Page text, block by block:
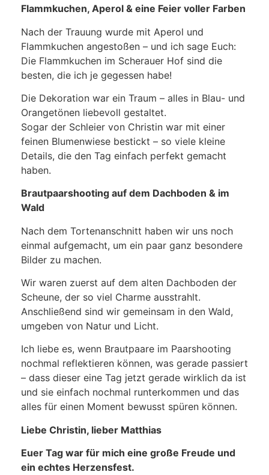
Flammkuchen, Aperol & eine Feier voller Farben
Nach der Trauung wurde mit Aperol und
Flammkuchen angestoßen – und ich sage Euch:
Die Flammkuchen im Scherauer Hof sind die
besten, die ich je gegessen habe!
Die Dekoration war ein Traum – alles in Blau- und
Orangetönen liebevoll gestaltet.
Sogar der Schleier von Christin war mit einer
feinen Blumenwiese bestickt – so viele kleine
Details, die den Tag einfach perfekt gemacht
haben.
Brautpaarshooting auf dem Dachboden & im
Wald
Nach dem Tortenanschnitt haben wir uns noch
einmal aufgemacht, um ein paar ganz besondere
Bilder zu machen.
Wir waren zuerst auf dem alten Dachboden der
Scheune, der so viel Charme ausstrahlt.
Anschließend sind wir gemeinsam in den Wald,
umgeben von Natur und Licht.
Ich liebe es, wenn Brautpaare im Paarshooting
nochmal reflektieren können, was gerade passiert
– dass dieser eine Tag jetzt gerade wirklich da ist
und sie einfach nochmal runterkommen und das
alles für einen Moment bewusst spüren können.
Liebe Christin, lieber Matthias
Euer Tag war für mich eine große Freude und
ein echtes Herzensfest.